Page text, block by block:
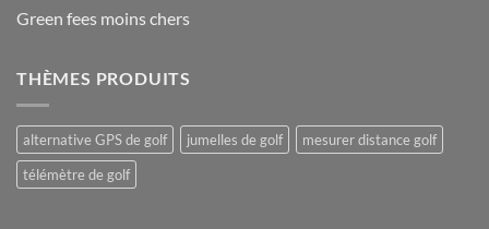
Green fees moins chers
THÈMES PRODUITS
alternative GPS de golf jumelles de golf
mesurer distance golf
télémètre de golf